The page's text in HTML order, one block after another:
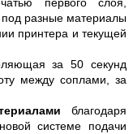
под разные материалы
принтера и текущей
за 50 секунд
между соплами, за
благодаря
системе подачи